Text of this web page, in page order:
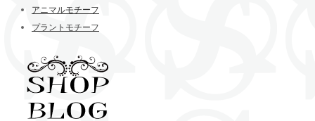
アニマルモチーフ
プラントモチーフ